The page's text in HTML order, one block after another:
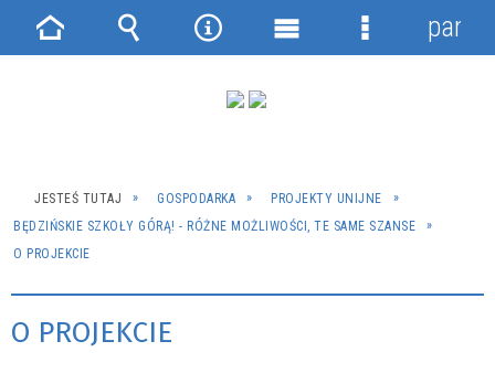
JESTEŚ TUTAJ GOSPODARKA
PROJEKTY UNIJNE
BĘDZIŃSKIE SZKOŁY GÓRĄ! - RÓŻNE MOŻLIWOŚCI, TE SAME SZANSE
O PROJEKCIE
O PROJEKCIE
Strona Wyszukiwarka
NarzędziaMenu
Menu
panel